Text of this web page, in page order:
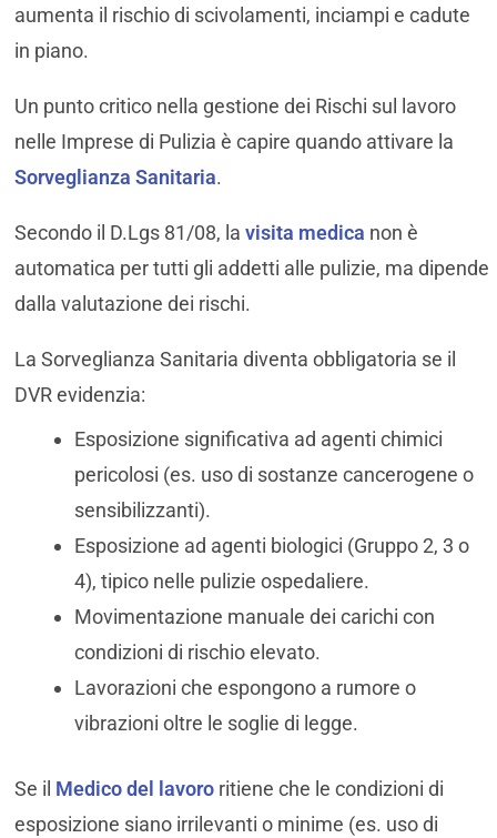
aumenta il rischio di scivolamenti, inciampi e cadute
in piano.
Un punto critico nella gestione dei Rischi sul lavoro
nelle Imprese di Pulizia è capire quando attivare la
Sorveglianza Sanitaria.
Secondo il D.Lgs 81/08, la visita medica non è
automatica per tutti gli addetti alle pulizie, ma dipende
dalla valutazione dei rischi.
La Sorveglianza Sanitaria diventa obbligatoria se il
DVR evidenzia:
Esposizione significativa ad agenti chimici
pericolosi (es. uso di sostanze cancerogene o
sensibilizzanti).
Esposizione ad agenti biologici (Gruppo 2, 3 o
4), tipico nelle pulizie ospedaliere.
Movimentazione manuale dei carichi con
condizioni di rischio elevato.
Lavorazioni che espongono a rumore o
vibrazioni oltre le soglie di legge.
Se il Medico del lavoro ritiene che le condizioni di
esposizione siano irrilevanti o minime (es. uso di